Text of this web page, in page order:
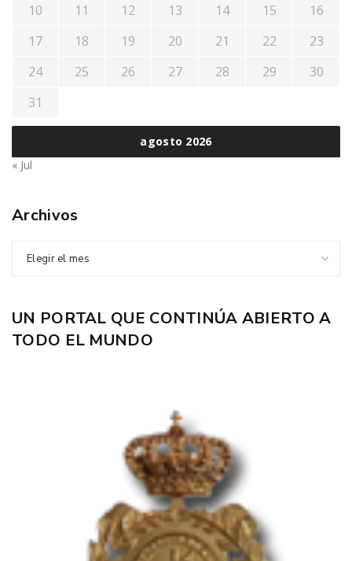
agosto 2026
10
11 12 13 14 15
16
17
18 19 20 21 22
23
24
25 26 27 28 29
30
31
« Jul
Archivos
Elegir el mes
UN PORTAL QUE CONTINÚA ABIERTO A
TODO EL MUNDO